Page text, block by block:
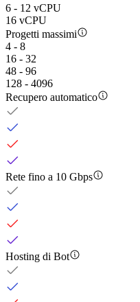
6 - 12 vCPU
16 vCPU
Progetti massimi
4 - 8
16 - 32
48 - 96
128 - 4096
Recupero automatico
Rete fino a 10 Gbps
Hosting di Bot